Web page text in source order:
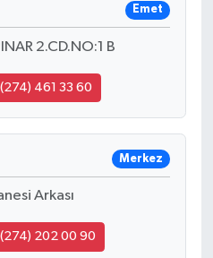
Emet
2.CD.NO:1 B
461 33 60
Merkez
Arkası
202 00 90